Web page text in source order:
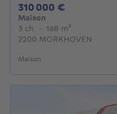
310 000 €
Maison
3 ch. 3 chambres
· 168 m²
2200 MORKHOVEN
Maison